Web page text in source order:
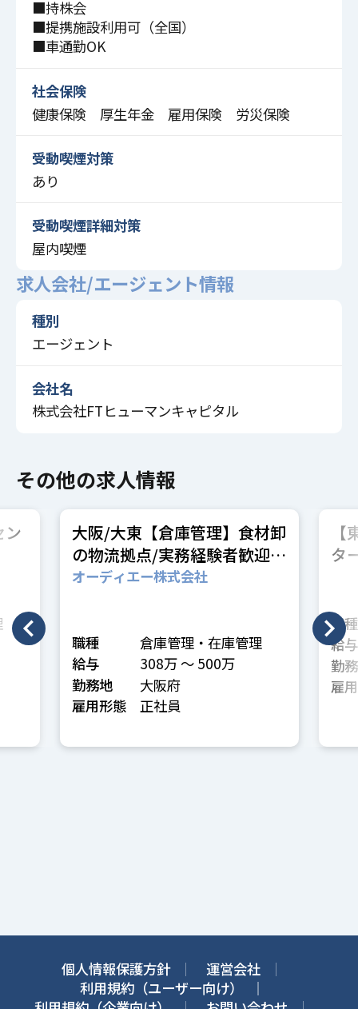
■持株会
■提携施設利用可（全国）
■車通勤OK
社会保険
健康保険 厚生年金 雇用保険 労災保険
受動喫煙対策
あり
受動喫煙詳細対策
屋内喫煙
求人会社/エージェント情報
種別
エージェント
会社名
株式会社FTヒューマンキャピタル
その他の求人情報
ン
大阪/大東【倉庫管理】食材卸
の物流拠点/実務経験者歓迎/
将来の管理職候補
オーディエー株式会社
職種
倉庫管理・在庫管理
給与
308万 〜 500万
勤務地
大阪府
雇用形態
正社員
タ
休
職種
給与
勤
雇
個人情報保護方針
運営会社
利用規約（ユーザー向け）